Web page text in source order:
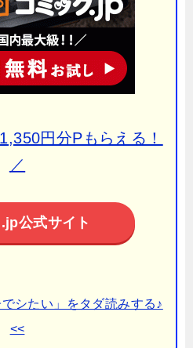
円分Pもらえる！
／
公式サイト
シたい」をタダ読みする♪
<<